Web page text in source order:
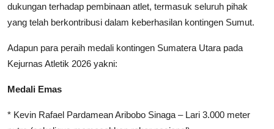
dukungan terhadap pembinaan atlet, termasuk seluruh pihak
yang telah berkontribusi dalam keberhasilan kontingen Sumut.
Adapun para peraih medali kontingen Sumatera Utara pada
Kejurnas Atletik 2026 yakni:
Medali Emas
* Kevin Rafael Pardamean Aribobo Sinaga – Lari 3.000 meter